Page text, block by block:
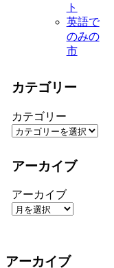
ト
英語で
のみの
市
カテゴリー
カテゴリー
アーカイブ
アーカイブ
アーカイブ